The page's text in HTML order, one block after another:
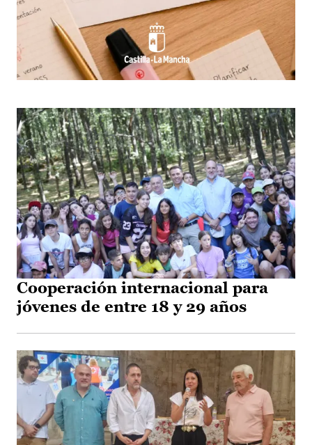
Cooperación internacional para
jóvenes de entre 18 y 29 años